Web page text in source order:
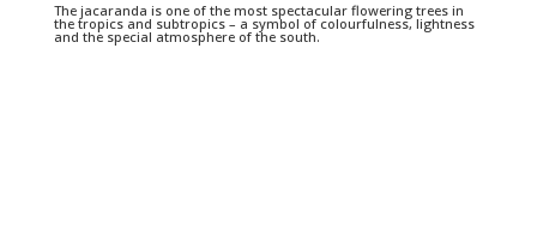
The jacaranda is one of the most spectacular flowering trees in
the tropics and subtropics – a symbol of colourfulness, lightness
and the special atmosphere of the south.